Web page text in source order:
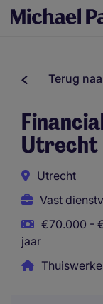
Terug
Utrecht
Utrecht
Vast
€70.000 -
jaar